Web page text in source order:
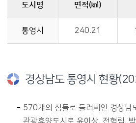
도시명 면적(㎢)
통영시 240.21
경상남도 통영시 현황
570개의 섬들로 둘러싸인 경상남
관광휴양도시로 윤이상, 전혁림,